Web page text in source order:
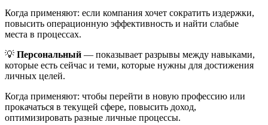
Когда применяют: если компания хочет сократить издержки,
повысить операционную эффективность и найти слабые
места в процессах.
💡 Персональный — показывает разрывы между навыками,
которые есть сейчас и теми, которые нужны для достижения
личных целей.
Когда применяют: чтобы перейти в новую профессию или
прокачаться в текущей сфере, повысить доход,
оптимизировать разные личные процессы.